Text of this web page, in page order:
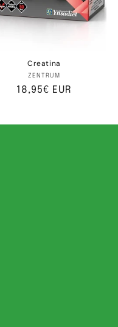
Creatina
Proveedor:
ZENTRUM
Precio
18,95€ EUR